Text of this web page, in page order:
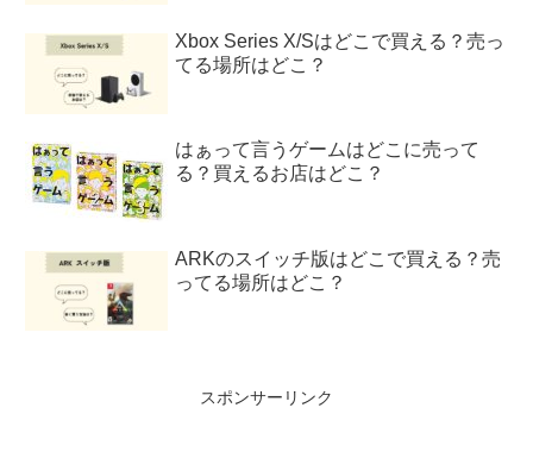
Xbox Series X/Sはどこで買える？売っ
てる場所はどこ？
はぁって言うゲームはどこに売って
る？買えるお店はどこ？
ARKのスイッチ版はどこで買える？売
ってる場所はどこ？
スポンサーリンク